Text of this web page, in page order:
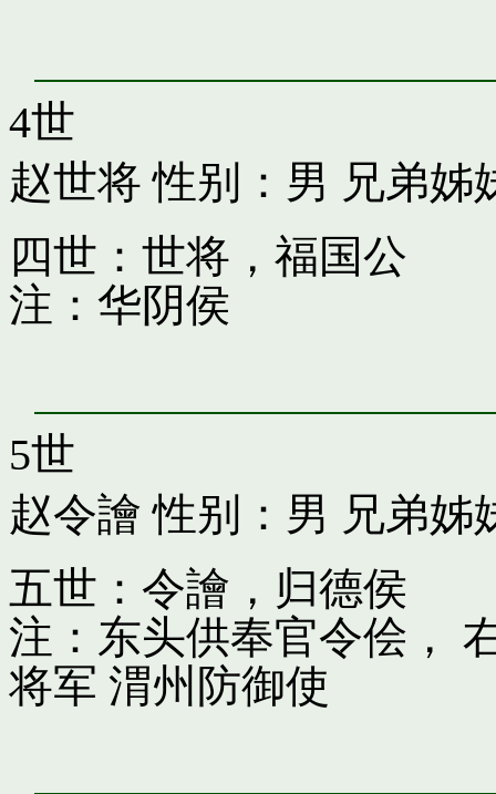
4世
赵世将 性别：男 兄弟姊
四世：世将，福国公
注：华阴侯
5世
赵令譮 性别：男 兄弟姊
五世：令譮，归德侯
注：东头供奉官令侩，
将军 渭州防御使